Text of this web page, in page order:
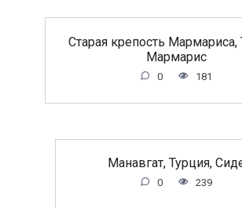
Старая крепость Мармариса,
Мармарис
0 181
Манавгат, Турция,
0 239